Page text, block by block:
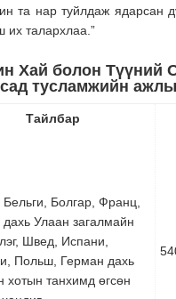
та нар туйлдаж ядарсан
их талархлаа.”
Хай болон Түүний
тусламжийн
Тайлбар
Бельги, Болгар, Франц,
Улаан загалмайн
Швед, Испани,
Польш, Герман дахь
танхимд өгсөн